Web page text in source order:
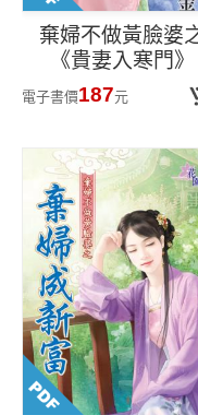
棄婦不做黃臉婆
《貴妻入寒門》
電子書價187元